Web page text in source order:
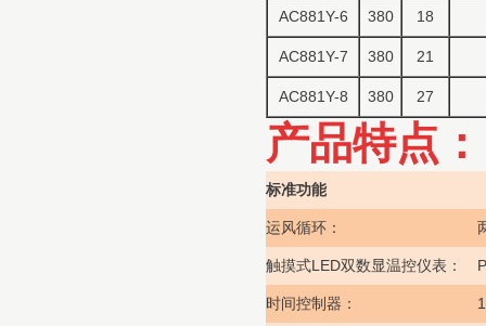
AC881Y-6 380 18
AC881Y-7 380 21
AC881Y-8 380 27
产品特点：
标准功能
运风循环：
触摸式LED双数显温控仪表：
时间控制器：